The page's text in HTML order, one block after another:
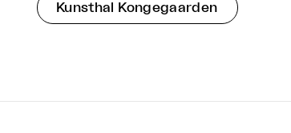
Kunsthal Kongegaarden